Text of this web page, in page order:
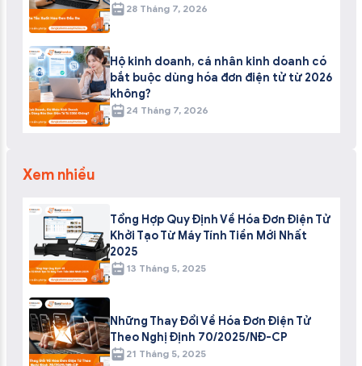
28 Tháng 7, 2026
Hộ kinh doanh, cá nhân kinh doanh có
bắt buộc dùng hóa đơn điện tử từ 2026
không?
24 Tháng 7, 2026
Xem nhiều
Tổng Hợp Quy Định Về Hóa Đơn Điện Tử
Khởi Tạo Từ Máy Tính Tiền Mới Nhất
2025
13 Tháng 5, 2025
Những Thay Đổi Về Hóa Đơn Điện Tử
Theo Nghị Định 70/2025/NĐ-CP
21 Tháng 5, 2025